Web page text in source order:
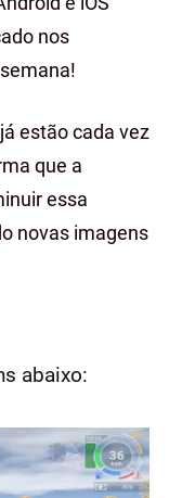
nos
estão cada vez
que a
essa
novas imagens
abaixo: